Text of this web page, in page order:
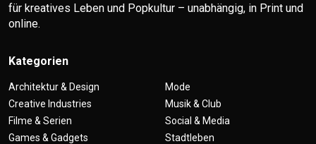
für kreatives Leben und Popkultur – unabhängig, in Print und
online.
Kategorien
Architektur & Design
Creative Industries
Filme & Serien
Games & Gadgets
Mode
Musik & Club
Social & Media
Stadtleben